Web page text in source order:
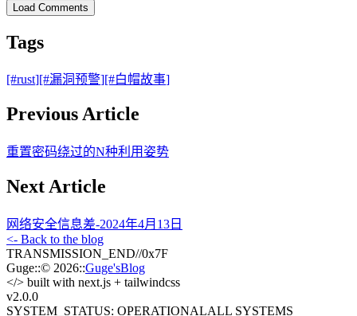
Load Comments
Tags
[#rust] [#漏洞预警] [#白帽故事]
Previous Article
重置密码绕过的N种利用姿势
Next Article
网络安全信息差-2024年4月13日
<- Back to the blog
TRANSMISSION_END//0x7F
Guge::© 2026::Guge'sBlog
</> built with next.js + tailwindcss
v2.0.0
SYSTEM_STATUS: OPERATIONALALL SYSTEMS